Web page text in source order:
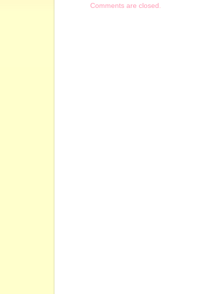
Comments are closed.